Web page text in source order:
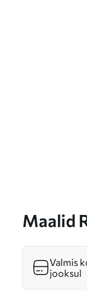
Maalid
Valmis
jooksul